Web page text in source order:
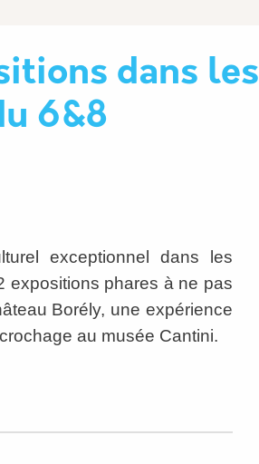
dans les
6&8
exceptionnel dans les
expositions phares à ne pas
Borély, une expérience
au musée Cantini.